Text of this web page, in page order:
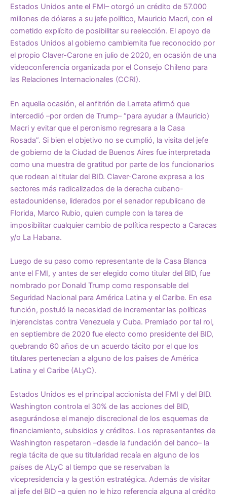
Estados Unidos ante el FMI– otorgó un crédito de 57.000
millones de dólares a su jefe político, Mauricio Macri, con el
cometido explícito de posibilitar su reelección. El apoyo de
Estados Unidos al gobierno cambiemita fue reconocido por
el propio Claver-Carone en julio de 2020, en ocasión de una
videoconferencia organizada por el Consejo Chileno para
las Relaciones Internacionales (CCRI).
En aquella ocasión, el anfitrión de Larreta afirmó que
intercedió –por orden de Trump– “para ayudar a (Mauricio)
Macri y evitar que el peronismo regresara a la Casa
Rosada”. Si bien el objetivo no se cumplió, la visita del jefe
de gobierno de la Ciudad de Buenos Aires fue interpretada
como una muestra de gratitud por parte de los funcionarios
que rodean al titular del BID. Claver-Carone expresa a los
sectores más radicalizados de la derecha cubano-
estadounidense, liderados por el senador republicano de
Florida, Marco Rubio, quien cumple con la tarea de
imposibilitar cualquier cambio de política respecto a Caracas
y/o La Habana.
Luego de su paso como representante de la Casa Blanca
ante el FMI, y antes de ser elegido como titular del BID, fue
nombrado por Donald Trump como responsable del
Seguridad Nacional para América Latina y el Caribe. En esa
función, postuló la necesidad de incrementar las políticas
injerencistas contra Venezuela y Cuba. Premiado por tal rol,
en septiembre de 2020 fue electo como presidente del BID,
quebrando 60 años de un acuerdo tácito por el que los
titulares pertenecían a alguno de los países de América
Latina y el Caribe (ALyC).
Estados Unidos es el principal accionista del FMI y del BID.
Washington controla el 30% de las acciones del BID,
asegurándose el manejo discrecional de los esquemas de
financiamiento, subsidios y créditos. Los representantes de
Washington respetaron –desde la fundación del banco– la
regla tácita de que su titularidad recaía en alguno de los
países de ALyC al tiempo que se reservaban la
vicepresidencia y la gestión estratégica. Además de visitar
al jefe del BID –a quien no le hizo referencia alguna al crédito